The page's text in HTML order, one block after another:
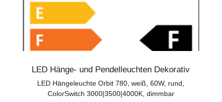
LED Hänge- und Pendelleuchten Dekorativ
LED Hängeleuchte Orbit 780, weiß, 60W, rund,
ColorSwitch 3000|3500|4000K, dimmbar